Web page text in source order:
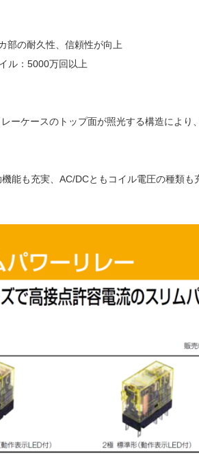
部の耐久性、信頼性が向上
ル：5000万回以上
ーケースのトップ面が照光する構造により
能も充実、AC/DCともコイル電圧の種類も